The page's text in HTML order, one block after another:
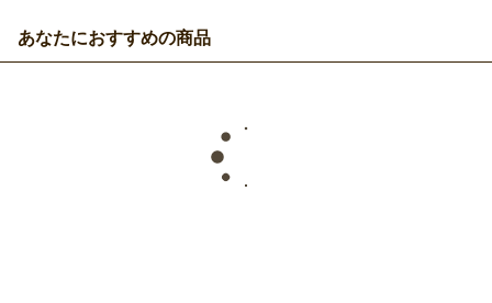
あなたにおすすめの商品